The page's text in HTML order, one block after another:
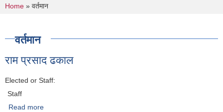
You are here
Home » वर्तमान
वर्तमान
राम प्रसाद ढकाल
Elected or Staff:
Staff
Read more